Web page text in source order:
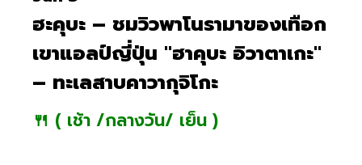
ฮะคุบะ – ชมวิวพาโนรามาของเทือก
เขาแอลป์ญี่ปุ่น "ฮาคุบะ อิวาตาเกะ"
– ทะเลสาบคาวากุจิโกะ
🍴 ( เช้า /กลางวัน/ เย็น )